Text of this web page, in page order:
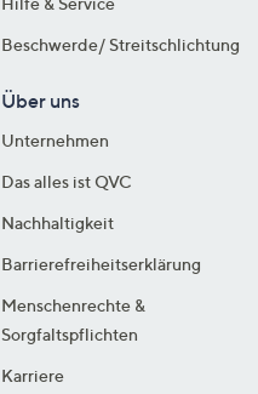
Beschwerde/ Streitschlichtung
Über uns
Unternehmen
Das alles ist QVC
Nachhaltigkeit
Barrierefreiheitserklärung
Menschenrechte &
Sorgfaltspflichten
Karriere